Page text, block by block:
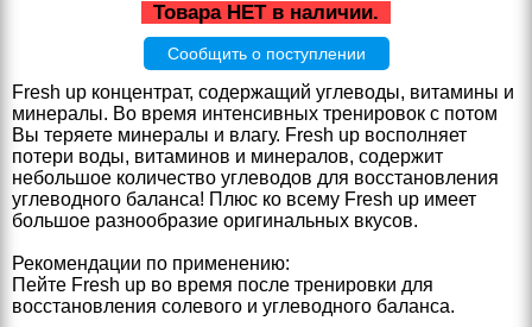
Товара НЕТ в наличии.
Сообщить о поступлении
Fresh up концентрат, содержащий углеводы, витамины и
минералы. Во время интенсивных тренировок с потом
Вы теряете минералы и влагу. Fresh up восполняет
потери воды, витаминов и минералов, содержит
небольшое количество углеводов для восстановления
углеводного баланса! Плюс ко всему Fresh up имеет
большое разнообразие оригинальных вкусов.
Рекомендации по применению:
Пейте Fresh up во время после тренировки для
восстановления солевого и углеводного баланса.